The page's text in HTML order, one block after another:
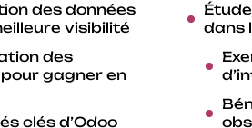
des données
visibilité
des
gagner en
clés d’Odoo
dans